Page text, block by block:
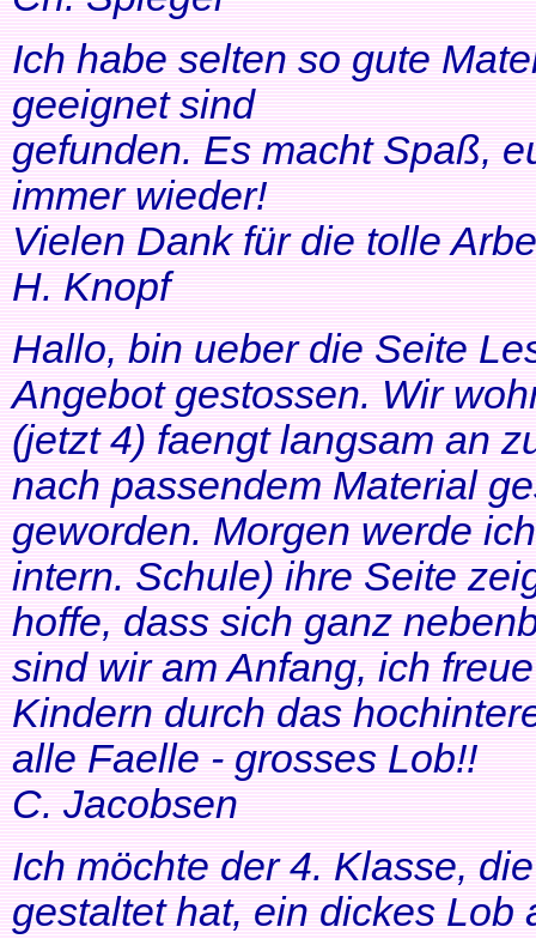
Ich habe selten so gute
geeignet sind
gefunden. Es macht Spaß,
immer wieder!
Vielen Dank für die tolle
H. Knopf
Hallo, bin ueber die Seite
Angebot gestossen. Wir
(jetzt 4) faengt langsam an
nach passendem Material
geworden. Morgen werde
intern. Schule) ihre Seite
hoffe, dass sich ganz
sind wir am Anfang, ich
Kindern durch das
alle Faelle - grosses Lob!!
C. Jacobsen
Ich möchte der 4. Klasse,
gestaltet hat, ein dickes Lob